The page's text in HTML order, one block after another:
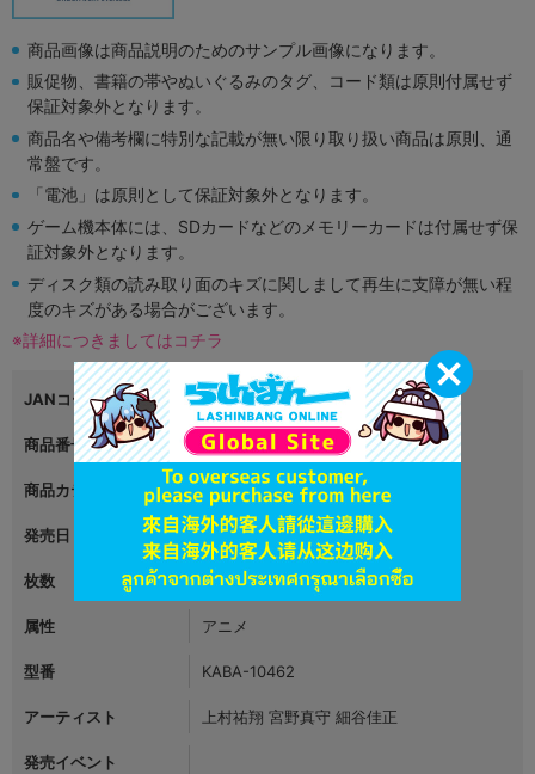
商品画像は商品説明のためのサンプル画像になります。
販促物、書籍の帯やぬいぐるみのタグ、コード類は原則付属せず
保証対象外となります。
商品名や備考欄に特別な記載が無い限り取り扱い商品は原則、通
常盤です。
「電池」は原則として保証対象外となります。
ゲーム機本体には、SDカードなどのメモリーカードは付属せず保
証対象外となります。
ディスク類の読み取り面のキズに関しまして再生に支障が無い程
度のキズがある場合がございます。
※詳細につきましてはコチラ
JANコード 4988111905758
商品番号 L02645549
商品カテゴリ 映像・音楽
発売日 2016年07月29日
枚数 1
属性 アニメ
型番 KABA-10462
アーティスト 上村祐翔 宮野真守 細谷佳正
発売イベント